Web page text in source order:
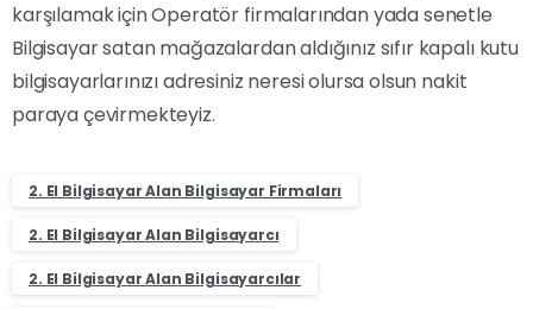
karşılamak için Operatör firmalarından yada senetle
Bilgisayar satan mağazalardan aldığınız sıfır kapalı kutu
bilgisayarlarınızı adresiniz neresi olursa olsun nakit
paraya çevirmekteyiz.
2. El Bilgisayar Alan Bilgisayar Firmaları
2. El Bilgisayar Alan Bilgisayarcı
2. El Bilgisayar Alan Bilgisayarcılar